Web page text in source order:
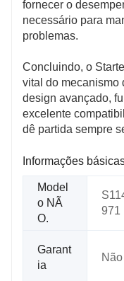
fornecer o
necessário para
problemas.
Concluindo, o
vital do mecanismo
design avançado,
excelente
dê partida sempre
Informações
Model
o NÃ
O.
971
Garant
ia
Não